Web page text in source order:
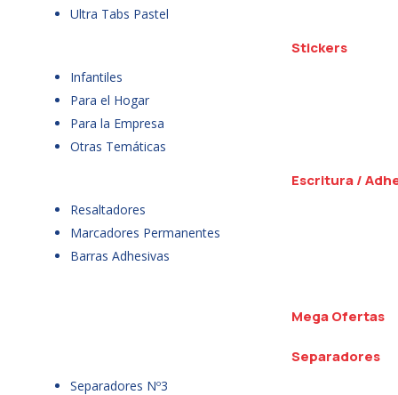
Ultra Tabs Pastel
Stickers
Infantiles
Para el Hogar
Para la Empresa
Otras Temáticas
Escritura /
Resaltadores
Marcadores Permanentes
Barras Adhesivas
Mega Ofertas
Separadores
Separadores Nº3